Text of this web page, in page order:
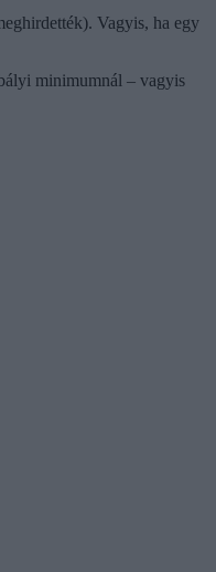
Vagyis, ha egy
minimumnál – vagyis